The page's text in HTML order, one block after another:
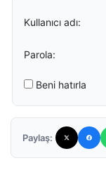
Kullanıcı adı:
Parola:
Beni hatırla
Paylaş: